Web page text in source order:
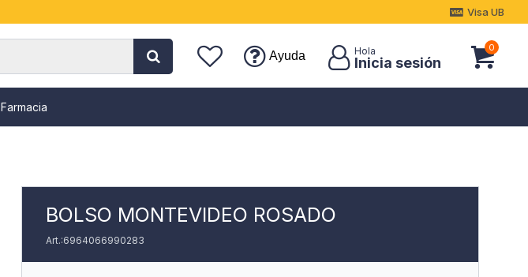
Farmacia
Ayuda
0
Visa UB
BOLSO MONTEVIDEO ROSADO
6964066990283